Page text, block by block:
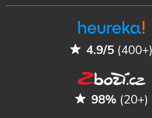
4.9/5 (400+)
98% (20+)